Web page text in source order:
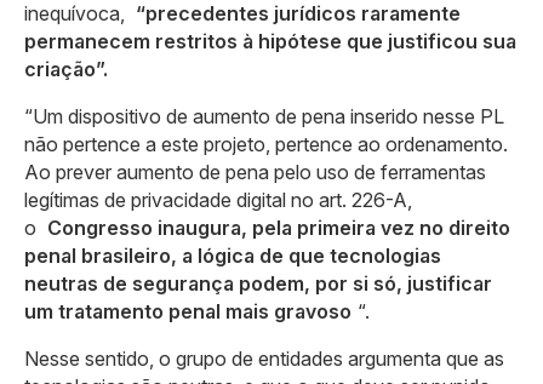
inequívoca, “precedentes jurídicos raramente
permanecem restritos à hipótese que justificou sua
criação”.
“Um dispositivo de aumento de pena inserido nesse PL
não pertence a este projeto, pertence ao ordenamento.
Ao prever aumento de pena pelo uso de ferramentas
legítimas de privacidade digital no art. 226-A,
o Congresso inaugura, pela primeira vez no direito
penal brasileiro, a lógica de que tecnologias
neutras de segurança podem, por si só, justificar
um tratamento penal mais gravoso “.
Nesse sentido, o grupo de entidades argumenta que as